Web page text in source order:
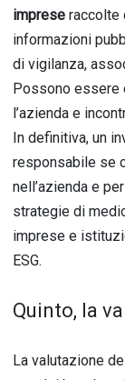
imprese raccolte
informazioni
di vigilanza,
Possono essere
l’azienda e
In definitiva, un
responsabile se
nell’azienda e
strategie di
imprese e
ESG.
Quinto, la
La valutazione